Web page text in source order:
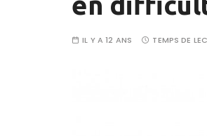
IL Y A 12 ANS TEMPS DE